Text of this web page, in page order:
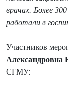
врачах. Более
работали в
Участников
Александровна
СГМУ: